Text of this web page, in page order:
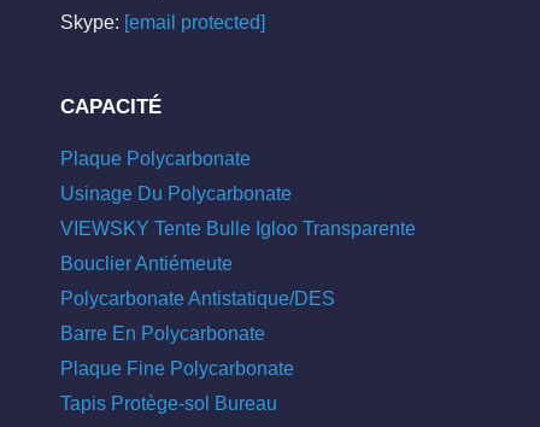
Skype: [email protected]
CAPACITÉ
Plaque Polycarbonate
Usinage Du Polycarbonate
VIEWSKY Tente Bulle Igloo Transparente
Bouclier Antiémeute
Polycarbonate Antistatique/DES
Barre En Polycarbonate
Plaque Fine Polycarbonate
Tapis Protège-sol Bureau